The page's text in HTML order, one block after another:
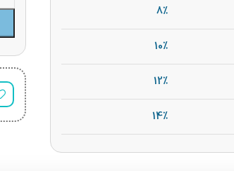
8%
10%
12%
14%